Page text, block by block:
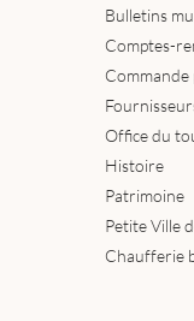
Bulletins
Comptes-
Office du
Histoire
Patrimoine
Petite Ville
Chaufferie